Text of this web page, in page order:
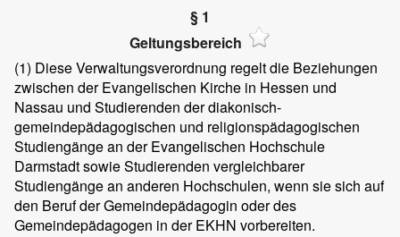
§ 1
Geltungsbereich
(1) Diese Verwaltungsverordnung regelt die Beziehungen
zwischen der Evangelischen Kirche in Hessen und
Nassau und Studierenden der diakonisch-
gemeindepädagogischen und religionspädagogischen
Studiengänge an der Evangelischen Hochschule
Darmstadt sowie Studierenden vergleichbarer
Studiengänge an anderen Hochschulen, wenn sie sich auf
den Beruf der Gemeindepädagogin oder des
Gemeindepädagogen in der EKHN vorbereiten.